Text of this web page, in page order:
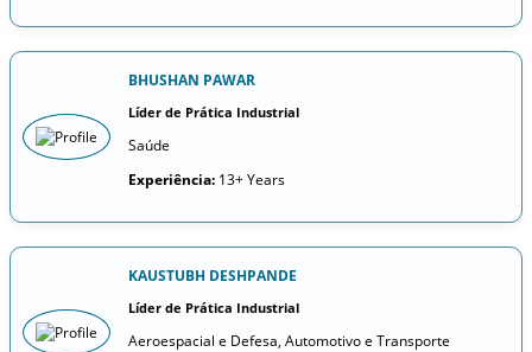
BHUSHAN PAWAR
Líder de Prática Industrial
Saúde
Experiência: 13+ Years
KAUSTUBH DESHPANDE
Líder de Prática Industrial
Aeroespacial e Defesa, Automotivo e Transporte